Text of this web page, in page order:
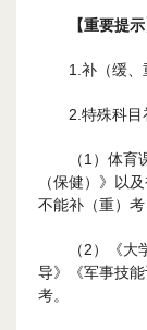
【重要提示
1.补（缓、
2.特殊科目
（1）体
（保健）》以
不能补（重）
（2）《
导》《军事技
考。